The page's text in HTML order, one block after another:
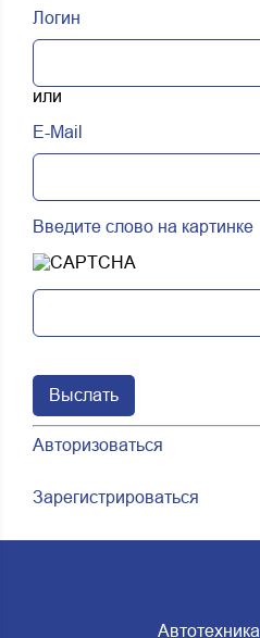
Логин
или
E-Mail
Введите слово на картинке
Авторизоваться
Зарегистрироваться
Автотехника